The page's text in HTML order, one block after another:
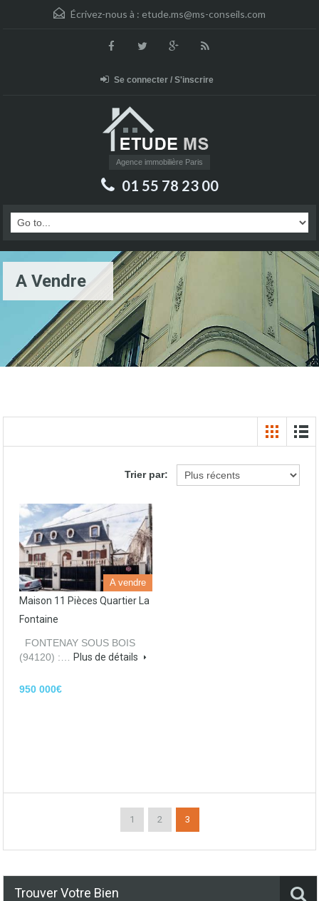
Écrivez-nous à : etude.ms@ms-conseils.com
Se connecter / S'inscrire
Agence immobilière Paris
01 55 78 23 00
A Vendre
Trier par:
A vendre
Maison 11 Pièces Quartier La
Fontaine
FONTENAY SOUS BOIS
(94120) :…
Plus de détails
950 000€
1 2 3
Trouver Votre Bien